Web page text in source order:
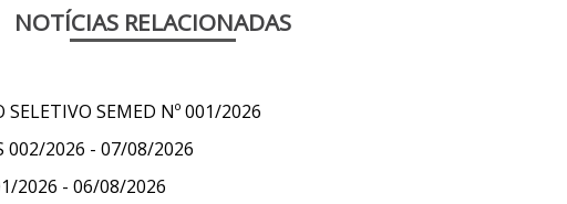
NOTÍCIAS RELACIONADAS
SELETIVO SEMED Nº 001/2026
002/2026 - 07/08/2026
2026 - 06/08/2026